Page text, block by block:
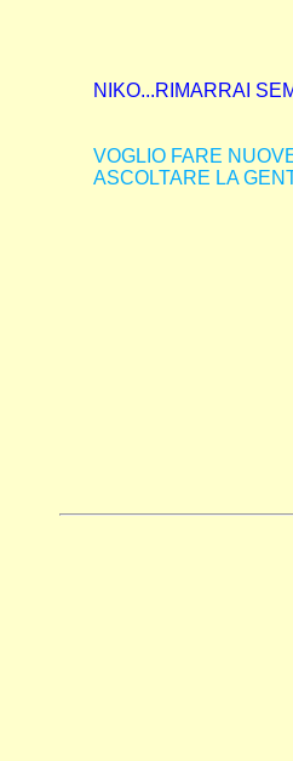
NIKO...RIMARRAI
VOGLIO FARE
ASCOLTARE LA